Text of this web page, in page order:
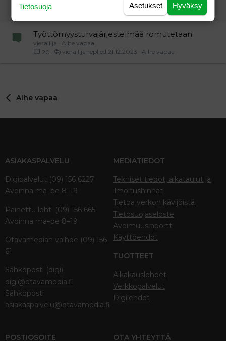
2
Aihe vapaa
07.10.2025
Työttömyysturvajärjestelmää romutetaan
vierailija
Aihe vapaa
20
Aihe vapaa
21.12.2023
vierailija
Aihe vapaa
ASIAKASPALVELU
Digipalvelut (09) 156 6227
Avoinna ma–pe 8–19
Painettu lehti (09) 156 665
Avoinna ma–pe 8–19
Otavamedian vaihde (09) 156
61
Sähköposti (digi)
digi@otavamedia.fi
Sähköposti
asiakaspalvelu@otavamedia.fi
MEDIATIEDOT
Tekniset tiedot, aikataulut ja
ilmoitushinnat
Tietoa verkon kävijöistä
Tietosuojaseloste
Avoimuusraportti
Käyttöehdot
TUOTTEET
Aikakauslehdet
Verkkopalvelut
Digilehdet
POSTIOSOITE OTA YHTEYTTÄ
Hyväksy
Asetukset
Tietosuoja